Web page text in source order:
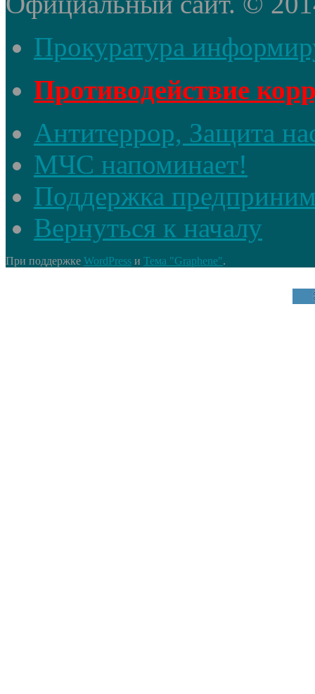
Прокуратура
Противодействие
Антитеррор, Защита
МЧС напоминает!
Поддержка
Вернуться к началу
При поддержке WordPress и Тема "Graphene".